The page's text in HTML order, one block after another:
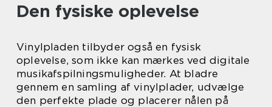
Den fysiske oplevelse
Vinylpladen tilbyder også en fysisk
oplevelse, som ikke kan mærkes ved digitale
musikafspilningsmuligheder. At bladre
gennem en samling af vinylplader, udvælge
den perfekte plade og placerer nålen på